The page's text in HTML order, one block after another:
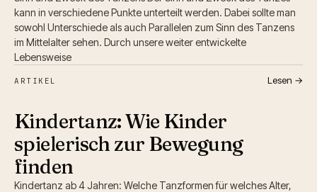
kann in verschiedene Punkte unterteilt werden. Dabei sollte man
sowohl Unterschiede als auch Parallelen zum Sinn des Tanzens
im Mittelalter sehen. Durch unsere weiter entwickelte
Lebensweise
ARTIKEL Lesen →
Kindertanz: Wie Kinder
spielerisch zur Bewegung
finden
Kindertanz ab 4 Jahren: Welche Tanzformen für welches Alter,